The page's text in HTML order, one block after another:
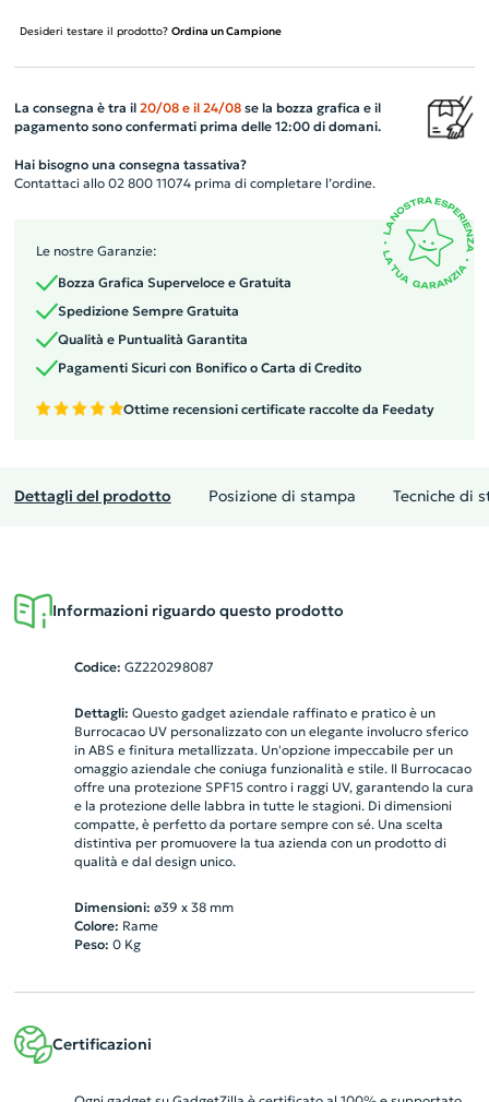
Desideri testare il prodotto? Ordina un Campione
La consegna è tra il 20/08 e il 24/08se la bozza grafica e il
pagamento sono confermati prima delle 12:00 di domani.
Hai bisogno una consegna tassativa?
Contattaci allo 02 800 11074 prima di completare l’ordine.
Le nostre Garanzie:
Bozza Grafica Superveloce e Gratuita
Spedizione Sempre Gratuita
Qualità e Puntualità Garantita
Pagamenti Sicuri con Bonifico o Carta di Credito
Ottime recensioni certificate raccolte da Feedaty
Dettagli del prodotto Posizione di stampa Tecniche di
Informazioni riguardo questo prodotto
Codice: GZ220298087
Dettagli: Questo gadget aziendale raffinato e pratico è un
Burrocacao UV personalizzato con un elegante involucro sferico
in ABS e finitura metallizzata. Un'opzione impeccabile per un
omaggio aziendale che coniuga funzionalità e stile. Il Burrocacao
offre una protezione SPF15 contro i raggi UV, garantendo la cura
e la protezione delle labbra in tutte le stagioni. Di dimensioni
compatte, è perfetto da portare sempre con sé. Una scelta
distintiva per promuovere la tua azienda con un prodotto di
qualità e dal design unico.
Dimensioni: ø39 x 38 mm
Colore: Rame
Peso: 0Kg
Certificazioni